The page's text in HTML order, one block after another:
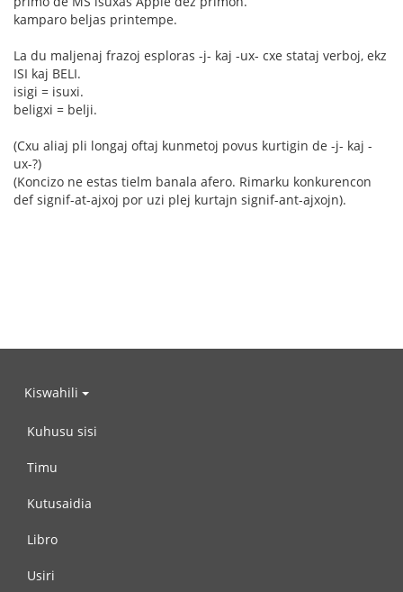
kamparo beljas printempe.
La du maljenaj frazoj esploras -j- kaj -ux- cxe stataj verboj, ekz
ISI kaj BELI.
isigi = isuxi.
beligxi = belji.
(Cxu aliaj pli longaj oftaj kunmetoj povus kurtigin de -j- kaj -
ux-?)
(Koncizo ne estas tielm banala afero. Rimarku konkurencon
def signif-at-ajxoj por uzi plej kurtajn signif-ant-ajxojn).
Kiswahili
Kuhusu sisi
Timu
Kutusaidia
Libro
Usiri